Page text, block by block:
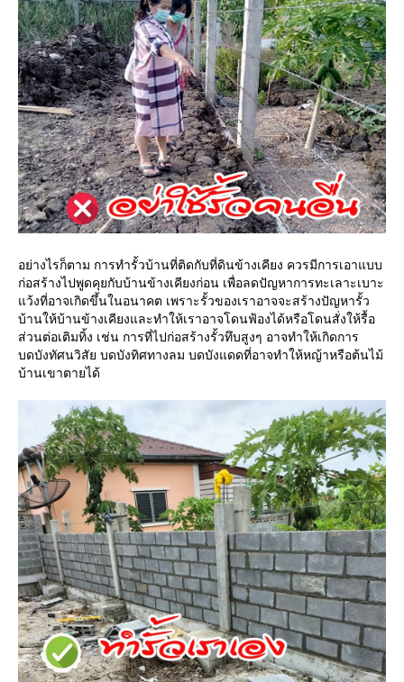
อย่างไรก็ตาม การทำรั้วบ้านที่ติดกับที่ดินข้างเคียง ควรมีการเอาแบบ
ก่อสร้างไปพูดคุยกับบ้านข้างเคียงก่อน เพื่อลดปัญหาการทะเลาะเบาะ
แว้งที่อาจเกิดขึ้นในอนาคต เพราะรั้วของเราอาจจะสร้างปัญหารั้ว
บ้านให้บ้านข้างเคียงและทำให้เราอาจโดนฟ้องได้หรือโดนสั่งให้รื้อ
ส่วนต่อเติมทิ้ง เช่น การที่ไปก่อสร้างรั้วทึบสูงๆ อาจทำให้เกิดการ
บดบังทัศนวิสัย บดบังทิศทางลม บดบังแดดที่อาจทำให้หญ้าหรือต้นไม้
บ้านเขาตายได้